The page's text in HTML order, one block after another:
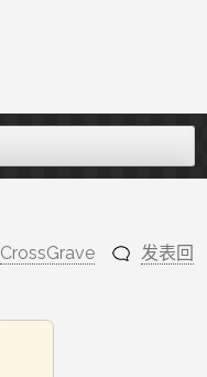
CrossGrave
发表回